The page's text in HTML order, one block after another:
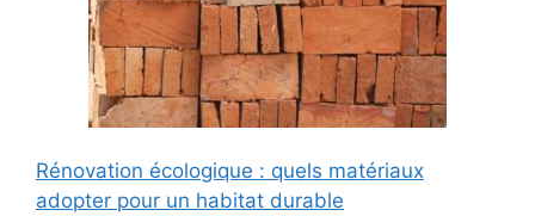
Rénovation écologique : quels matériaux
adopter pour un habitat durable